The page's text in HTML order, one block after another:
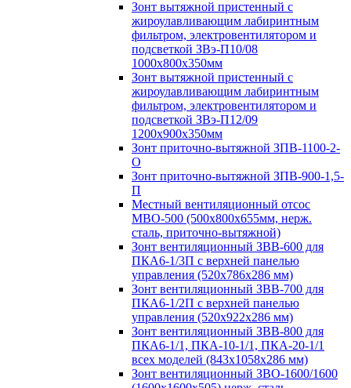
Зонт вытяжной пристенный с
жироулавливающим лабиринтным
фильтром, электровентилятором и
подсветкой ЗВэ-П10/08
1000х800х350мм
Зонт вытяжной пристенный с
жироулавливающим лабиринтным
фильтром, электровентилятором и
подсветкой ЗВэ-П12/09
1200х900х350мм
Зонт приточно-вытяжной ЗПВ-1100-2-
О
Зонт приточно-вытяжной ЗПВ-900-1,5-
П
Местный вентиляционный отсос
МВО-500 (500х800х655мм, нерж.
сталь, приточно-вытяжной)
Зонт вентиляционный ЗВВ-600 для
ПКА6-1/3П с верхней панелью
управления (520х786х286 мм)
Зонт вентиляционный ЗВВ-700 для
ПКА6-1/2П с верхней панелью
управления (520х922х286 мм)
Зонт вентиляционный ЗВВ-800 для
ПКА6-1/1, ПКА-10-1/1, ПКА-20-1/1
всех моделей (843х1058х286 мм)
Зонт вентиляционный ЗВО-1600/1600